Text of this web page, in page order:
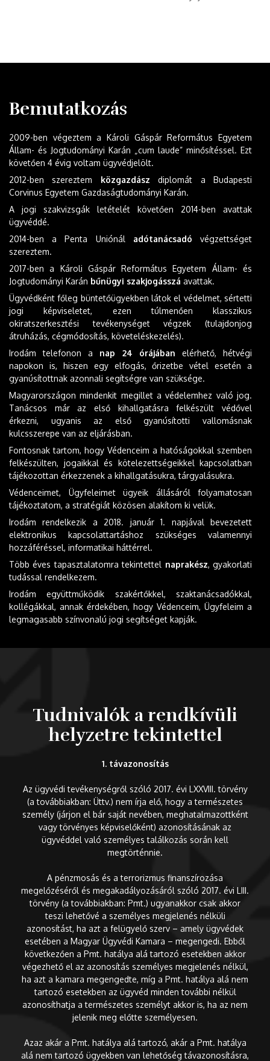
Bemutatkozás
2009-ben végeztem a Károli Gáspár Református Egyetem
Állam- és Jogtudományi Karán „cum laude” minősítéssel. Ezt
követően 4 évig voltam ügyvédjelölt.
2012-ben szereztem közgazdász diplomát a Budapesti
Corvinus Egyetem Gazdaságtudományi Karán.
A jogi szakvizsgák letételét követően 2014-ben avattak
ügyvéddé.
2014-ben a Penta Uniónál adótanácsadó végzettséget
szereztem.
2017-ben a Károli Gáspár Református Egyetem Állam- és
Jogtudományi Karán bűnügyi szakjogásszá avattak.
Ügyvédként főleg büntetőügyekben látok el védelmet, sértetti
jogi képviseletet, ezen túlmenően klasszikus
okiratszerkesztési tevékenységet végzek (tulajdonjog
átruházás, cégmódosítás, követeléskezelés).
Irodám telefonon a nap 24 órájában elérhető, hétvégi
napokon is, hiszen egy elfogás, őrizetbe vétel esetén a
gyanúsítottnak azonnali segítségre van szüksége.
Magyarországon mindenkit megillet a védelemhez való jog.
Tanácsos már az első kihallgatásra felkészült védővel
érkezni, ugyanis az első gyanúsítotti vallomásnak
kulcsszerepe van az eljárásban.
Fontosnak tartom, hogy Védenceim a hatóságokkal szemben
felkészülten, jogaikkal és kötelezettségeikkel kapcsolatban
tájékozottan érkezzenek a kihallgatásukra, tárgyalásukra.
Védenceimet, Ügyfeleimet ügyeik állásáról folyamatosan
tájékoztatom, a stratégiát közösen alakítom ki velük.
Irodám rendelkezik a 2018. január 1. napjával bevezetett
elektronikus kapcsolattartáshoz szükséges valamennyi
hozzáféréssel, informatikai háttérrel.
Több éves tapasztalatomra tekintettel naprakész, gyakorlati
tudással rendelkezem.
Irodám együttműködik szakértőkkel, szaktanácsadókkal,
kollégákkal, annak érdekében, hogy Védenceim, Ügyfeleim a
legmagasabb színvonalú jogi segítséget kapják.
Tudnivalók a rendkívüli
helyzetre tekintettel
1. távazonosítás
Az ügyvédi tevékenységről szóló 2017. évi LXXVIII. törvény
(a továbbiakban: Üttv.) nem írja elő, hogy a természetes
személy (járjon el bár saját nevében, meghatalmazottként
vagy törvényes képviselőként) azonosításának az
ügyvéddel való személyes találkozás során kell
megtörténnie.
A pénzmosás és a terrorizmus finanszírozása
megelőzéséről és megakadályozásáról szóló 2017. évi LIII.
törvény (a továbbiakban: Pmt.) ugyanakkor csak akkor
teszi lehetővé a személyes megjelenés nélküli
azonosítást, ha azt a felügyelő szerv – amely ügyvédek
esetében a Magyar Ügyvédi Kamara – megengedi. Ebből
következően a Pmt. hatálya alá tartozó esetekben akkor
végezhető el az azonosítás személyes megjelenés nélkül,
ha azt a kamara megengedte, míg a Pmt. hatálya alá nem
tartozó esetekben az ügyvéd minden további nélkül
azonosíthatja a természetes személyt akkor is, ha az nem
jelenik meg előtte személyesen.
Azaz akár a Pmt. hatálya alá tartozó, akár a Pmt. hatálya
alá nem tartozó ügyekben van lehetőség távazonosításra,